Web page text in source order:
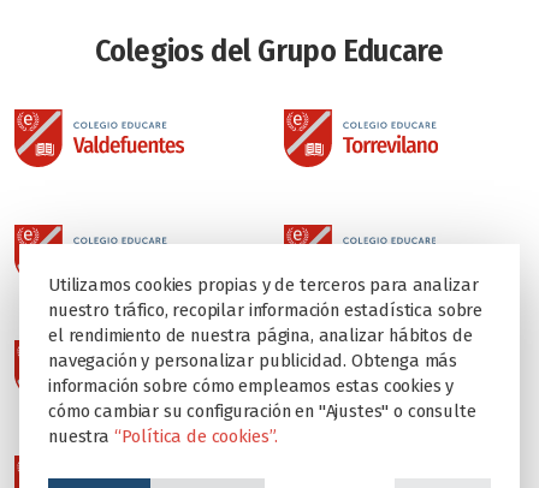
Colegios del Grupo Educare
Utilizamos cookies propias y de terceros para analizar
nuestro tráfico, recopilar información estadística sobre
el rendimiento de nuestra página, analizar hábitos de
navegación y personalizar publicidad. Obtenga más
información sobre cómo empleamos estas cookies y
cómo cambiar su configuración en "Ajustes" o consulte
nuestra “Política de cookies”.